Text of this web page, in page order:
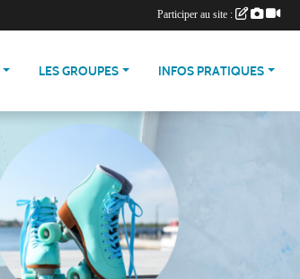
LES GROUPES INFOS PRATIQUES
Participer au site :